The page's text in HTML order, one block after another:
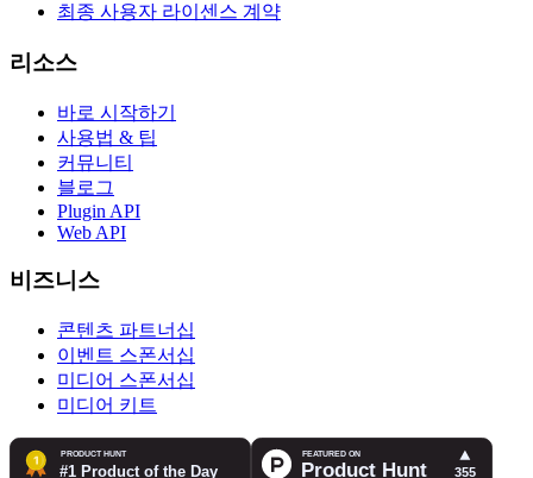
최종 사용자 라이센스 계약
리소스
바로 시작하기
사용법 & 팁
커뮤니티
블로그
Plugin API
Web API
비즈니스
콘텐츠 파트너십
이벤트 스폰서십
미디어 스폰서십
미디어 키트